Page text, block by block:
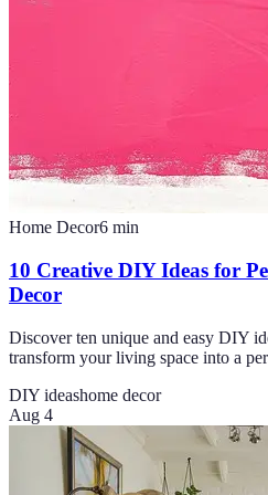
Home Decor6 min
10 Creative DIY Ideas for
Decor
Discover ten unique and easy DIY
transform your living space into a
DIY ideashome decor
Aug 4